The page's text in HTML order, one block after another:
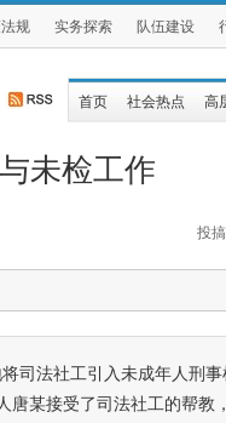
规 实务探索 队伍建设
首页 社会热点 高
未检工作
投搞
司法社工引入未成年人刑
唐某接受了司法社工的帮教